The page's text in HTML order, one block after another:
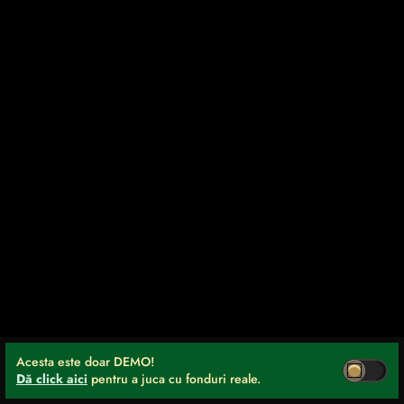
Acesta este doar DEMO!
Dă click aici pentru a juca cu fonduri reale.